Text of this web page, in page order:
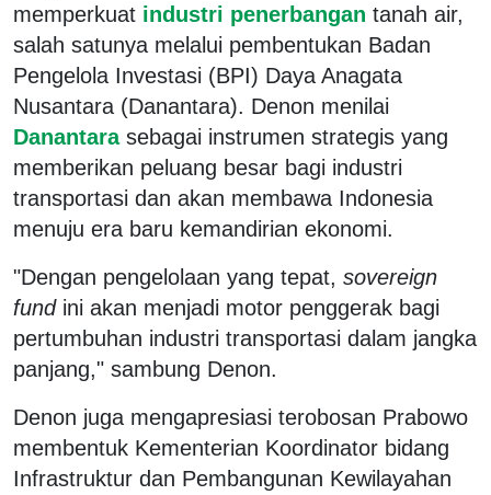
memperkuat industri penerbangan tanah air,
salah satunya melalui pembentukan Badan
Pengelola Investasi (BPI) Daya Anagata
Nusantara (Danantara). Denon menilai
Danantara sebagai instrumen strategis yang
memberikan peluang besar bagi industri
transportasi dan akan membawa Indonesia
menuju era baru kemandirian ekonomi.
"Dengan pengelolaan yang tepat, sovereign
fundini akan menjadi motor penggerak bagi
pertumbuhan industri transportasi dalam jangka
panjang," sambung Denon.
Denon juga mengapresiasi terobosan Prabowo
membentuk Kementerian Koordinator bidang
Infrastruktur dan Pembangunan Kewilayahan